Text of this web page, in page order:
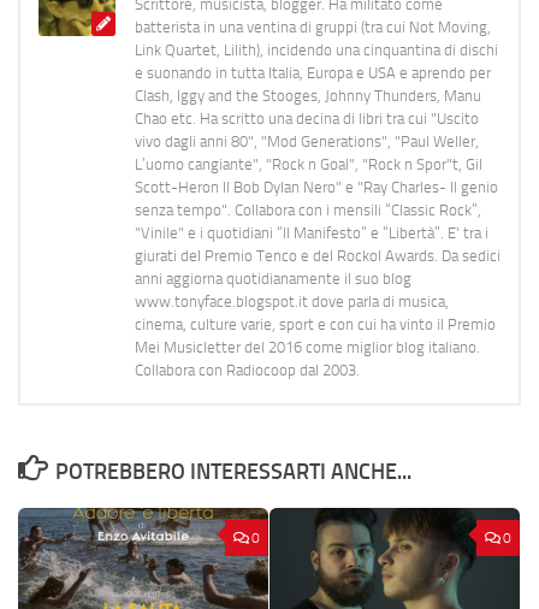
Scrittore, musicista, blogger. Ha militato come
batterista in una ventina di gruppi (tra cui Not Moving,
Link Quartet, Lilith), incidendo una cinquantina di dischi
e suonando in tutta Italia, Europa e USA e aprendo per
Clash, Iggy and the Stooges, Johnny Thunders, Manu
Chao etc. Ha scritto una decina di libri tra cui "Uscito
vivo dagli anni 80", "Mod Generations", "Paul Weller,
L’uomo cangiante", "Rock n Goal", "Rock n Spor"t, Gil
Scott-Heron Il Bob Dylan Nero" e "Ray Charles- Il genio
senza tempo". Collabora con i mensili “Classic Rock”,
"Vinile" e i quotidiani “Il Manifesto” e “Libertà”. E' tra i
giurati del Premio Tenco e del Rockol Awards. Da sedici
anni aggiorna quotidianamente il suo blog
www.tonyface.blogspot.it dove parla di musica,
cinema, culture varie, sport e con cui ha vinto il Premio
Mei Musicletter del 2016 come miglior blog italiano.
Collabora con Radiocoop dal 2003.
POTREBBERO INTERESSARTI ANCHE...
0 0